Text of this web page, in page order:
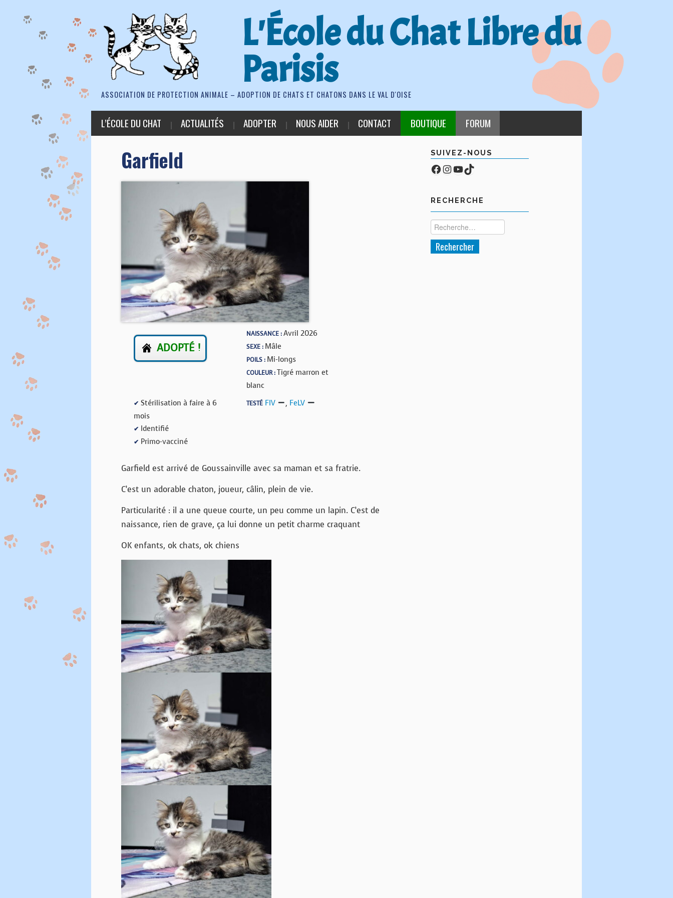
L'École du Chat Libre du
Parisis
ASSOCIATION DE PROTECTION ANIMALE – ADOPTION DE CHATS ET CHATONS DANS LE VAL D'OISE
L’ÉCOLE DU CHAT ACTUALITÉS ADOPTER NOUS AIDER CONTACT BOUTIQUE FORUM
Garfield
ADOPTÉ !
NAISSANCE :Avril 2026
SEXE : Mâle
POILS : Mi-longs
COULEUR :Tigré marron et
blanc
✔ Stérilisation à faire à 6
mois
✔ Identifié
✔ Primo-vacciné
TESTÉ FIV , FeLV
Garfield est arrivé de Goussainville avec sa maman et sa fratrie.
C’est un adorable chaton, joueur, câlin, plein de vie.
Particularité : il a une queue courte, un peu comme un lapin. C’est de
naissance, rien de grave, ça lui donne un petit charme craquant
OK enfants, ok chats, ok chiens
SUIVEZ-NOUS
Facebook
Compte Instagram
YouTube
TikTok
RECHERCHE